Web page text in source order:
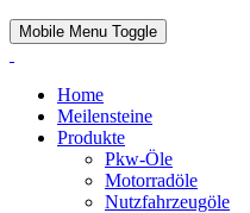
Mobile Menu Toggle
Home
Meilensteine
Produkte
Pkw-Öle
Motorradöle
Nutzfahrzeugöle